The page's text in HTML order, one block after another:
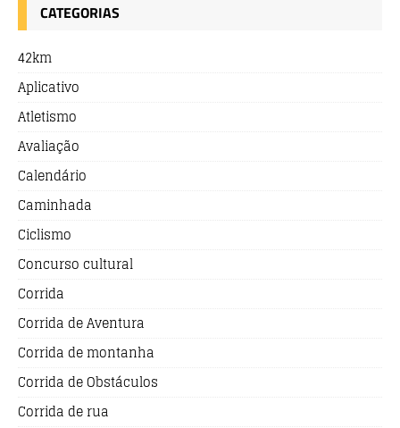
CATEGORIAS
42km
Aplicativo
Atletismo
Avaliação
Calendário
Caminhada
Ciclismo
Concurso cultural
Corrida
Corrida de Aventura
Corrida de montanha
Corrida de Obstáculos
Corrida de rua